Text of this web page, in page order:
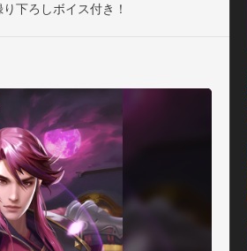
下ろしボイス付き！